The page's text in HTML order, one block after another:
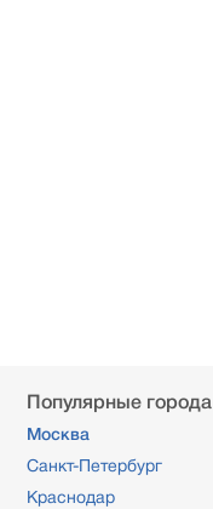
Популярные города
Москва
Санкт-Петербург
Краснодар